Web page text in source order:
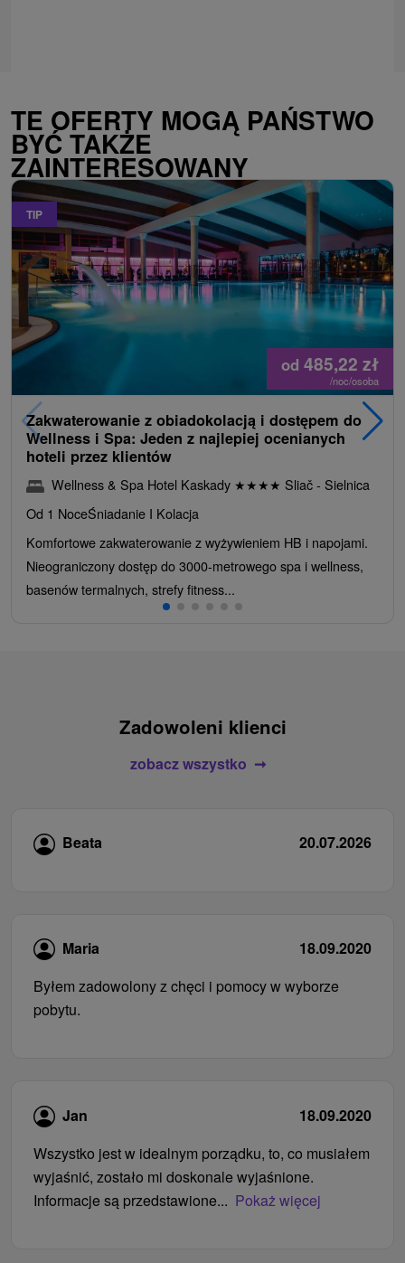
TE OFERTY MOGĄ PAŃSTWO
BYĆ TAKŻE
ZAINTERESOWANY
TIP
od 485,22 zł
/noc/osoba
Zakwaterowanie z obiadokolacją i dostępem do
Wellness i Spa: Jeden z najlepiej ocenianych
hoteli przez klientów
Wellness & Spa Hotel Kaskady ★★★★ Sliač - Sielnica
Od 1 NoceŚniadanie I Kolacja
Komfortowe zakwaterowanie z wyżywieniem HB i napojami.
Nieograniczony dostęp do 3000-metrowego spa i wellness,
basenów termalnych, strefy fitness...
Zadowoleni klienci
zobacz wszystko
Beata 20.07.2026
Maria
18.09.2020
Byłem zadowolony z chęci i pomocy w wyborze
pobytu.
Jan
18.09.2020
Wszystko jest w idealnym porządku, to, co musiałem
wyjaśnić, zostało mi doskonale wyjaśnione.
Informacje są przedstawione... Pokaż więcej